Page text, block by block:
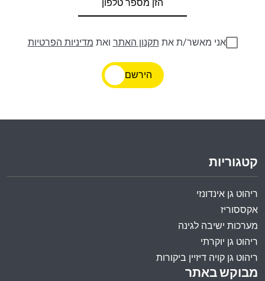
אני מאשר/ת את תקנון האתר ואת מדיניות הפרטיות
הירשם
מבוקש באתר
קטגוריות
ריהוט גן אינדונזי
אקססוריז
מערכות ישיבה לגינה
ריהוט גן יוקרתי
ריהוט גן קויה דיזיין ביקורות